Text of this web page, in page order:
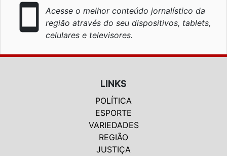
smartphone
Acesse o melhor conteúdo jornalístico da
região através do seu dispositivos, tablets,
celulares e televisores.
LINKS
POLÍTICA
ESPORTE
VARIEDADES
REGIÃO
JUSTIÇA